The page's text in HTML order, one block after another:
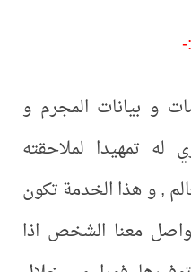
و بيانات المجرم و
له تمهيدا لملاحقته
, و هذا الخدمة تكون
معنا الشخص اذا